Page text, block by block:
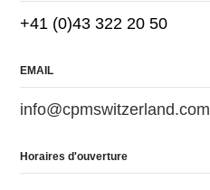
+41 (0)43 322 20 50
EMAIL
info@cpmswitzerland.com
Horaires d'ouverture